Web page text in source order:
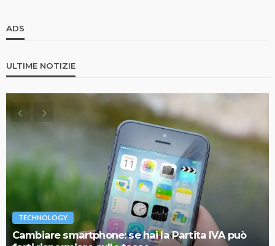
ADS
ULTIME NOTIZIE
TECHNOLOGY
Cambiare smartphone: se hai la Partita IVA può